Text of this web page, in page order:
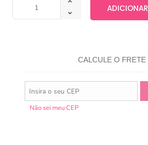
ADICIONAR
CALCULE O FRETE
Não sei meu CEP